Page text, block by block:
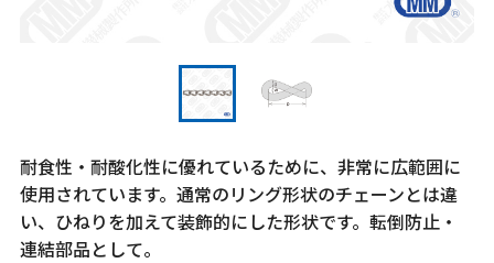
耐食性・耐酸化性に優れているために、非常に広範囲に
使用されています。通常のリング形状のチェーンとは違
い、ひねりを加えて装飾的にした形状です。転倒防止・
連結部品として。